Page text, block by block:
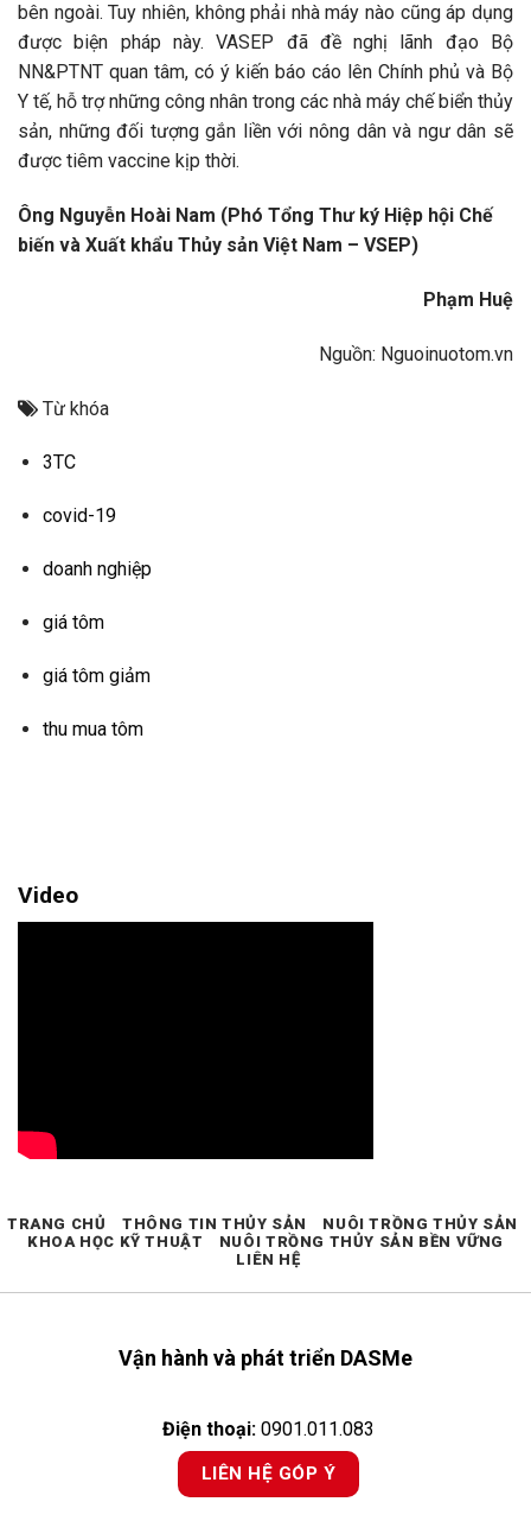
bên ngoài. Tuy nhiên, không phải nhà máy nào cũng áp dụng
được biện pháp này. VASEP đã đề nghị lãnh đạo Bộ
NN&PTNT quan tâm, có ý kiến báo cáo lên Chính phủ và Bộ
Y tế, hỗ trợ những công nhân trong các nhà máy chế biển thủy
sản, những đối tượng gắn liền với nông dân và ngư dân sẽ
được tiêm vaccine kịp thời.
Ông Nguyễn Hoài Nam (Phó Tổng Thư ký Hiệp hội Chế
biến và Xuất khẩu Thủy sản Việt Nam – VSEP)
Phạm Huệ
Nguồn: Nguoinuotom.vn
Từ khóa
3TC
covid-19
doanh nghiệp
giá tôm
giá tôm giảm
thu mua tôm
Video
Vận hành và phát triển DASMe
Điện thoại: 0901.011.083
LIÊN HỆ GÓP Ý
TRANG CHỦ THÔNG TIN THỦY SẢN
NUÔI TRỒNG THỦY SẢN
KHOA HỌC KỸ THUẬT
NUÔI TRỒNG THỦY SẢN BỀN VỮNG
LIÊN HỆ